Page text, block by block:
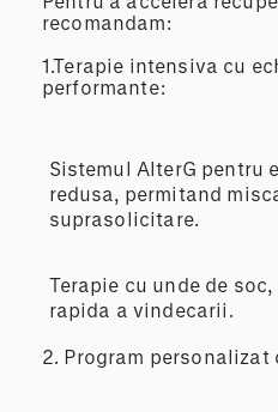
recomandam:
1.Terapie intensiva cu
performante:
Sistemul AlterG pentru
redusa, permitand
suprasolicitare.
Terapie cu unde de
rapida a vindecarii.
2. Program personalizat